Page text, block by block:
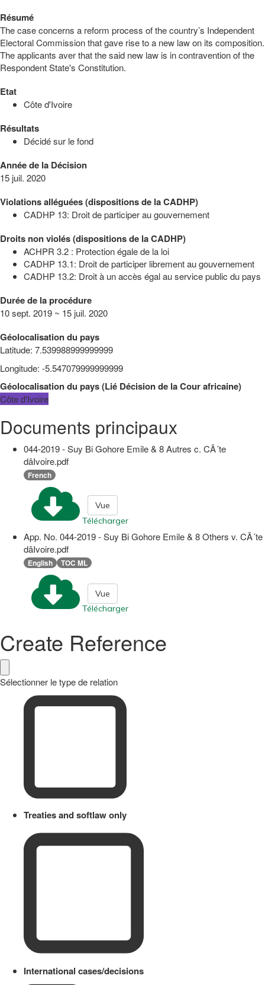
Résumé
The case concerns a reform process of the country’s Independent
Electoral Commission that gave rise to a new law on its composition.
The applicants aver that the said new law is in contravention of the
Respondent State's Constitution.
Etat
Côte d'Ivoire
Résultats
Décidé sur le fond
Année de la Décision
15 juil. 2020
Violations alléguées (dispositions de la CADHP)
CADHP 13: Droit de participer au gouvernement
Droits non violés (dispositions de la CADHP)
ACHPR 3.2 : Protection égale de la loi
CADHP 13.1: Droit de participer librement au gouvernement
CADHP 13.2: Droit à un accès égal au service public du pays
Durée de la procédure
10 sept. 2019 ~ 15 juil. 2020
Géolocalisation du pays
Latitude: 7.539988999999999
Longitude: -5.547079999999999
Géolocalisation du pays(Lié Décision de la Cour africaine)
Côte d'Ivoire
Documents principaux
044-2019 - Suy Bi Gohore Emile & 8 Autres c. CÃ´te
dâIvoire.pdf
French
Télécharger
Vue
App. No. 044-2019 - Suy Bi Gohore Emile & 8 Others v. CÃ´te
dâIvoire.pdf
English TOC ML
Télécharger
Vue
Create Reference
Sélectionner le type de relation
Treaties and softlaw only
International cases/decisions